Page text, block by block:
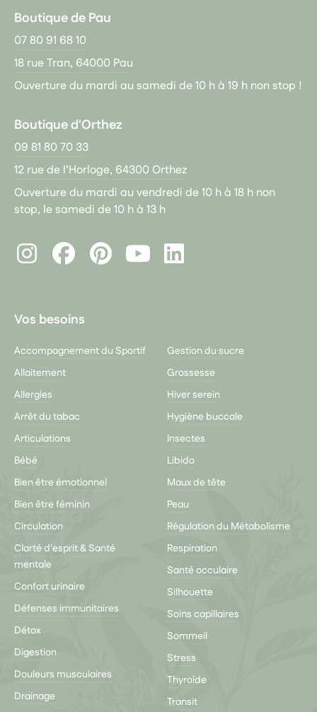
Boutique de Pau
07 80 91 68 10
18 rue Tran, 64000 Pau
Ouverture du mardi au samedi de 10 h à 19 h non stop !
Boutique d'Orthez
09 81 80 70 33
12 rue de l’Horloge, 64300 Orthez
Ouverture du mardi au vendredi de 10 h à 18 h non
stop, le samedi de 10 h à 13 h
InstagramFacebookPinterest
LinkedIn
Vos besoins
Accompagnement du Sportif
Allaitement
Allergies
Arrêt du tabac
Articulations
Bébé
Bien être émotionnel
Bien être féminin
Circulation
Clarté d'esprit & Santé
mentale
Confort urinaire
Défenses immunitaires
Détox
Digestion
Douleurs musculaires
Drainage
Gestion du sucre
Grossesse
Hiver serein
Hygiène buccale
Insectes
Libido
Maux de tête
Peau
Régulation du Métabolisme
Respiration
Santé occulaire
Silhouette
Soins capillaires
Sommeil
Stress
Thyroïde
Transit